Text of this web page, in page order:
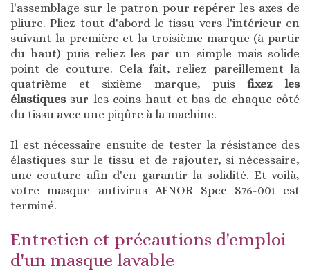
l'assemblage sur le patron pour repérer les axes de
pliure. Pliez tout d'abord le tissu vers l'intérieur en
suivant la première et la troisième marque (à partir
du haut) puis reliez-les par un simple mais solide
point de couture. Cela fait, reliez pareillement la
quatrième et sixième marque, puis fixez les
élastiquessur les coins haut et bas de chaque côté
du tissu avec une piqûre à la machine.
Il est nécessaire ensuite de tester la résistance des
élastiques sur le tissu et de rajouter, si nécessaire,
une couture afin d'en garantir la solidité. Et voilà,
votre masque antivirus AFNOR Spec S76-001 est
terminé.
Entretien et précautions d'emploi
d'un masque lavable